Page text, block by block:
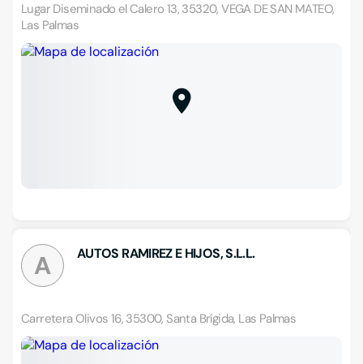
Lugar Diseminado el Calero 13, 35320, VEGA DE SAN MATEO,
Las Palmas
A AUTOS RAMIREZ E HIJOS, S.L.L.
Carretera Olivos 16, 35300, Santa Brígida, Las Palmas